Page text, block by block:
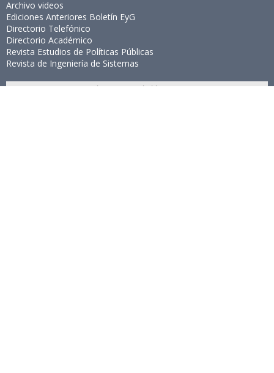
Archivo videos
Ediciones Anteriores Boletín EyG
Directorio Telefónico
Directorio Académico
Revista Estudios de Políticas Públicas
Revista de Ingeniería de Sistemas